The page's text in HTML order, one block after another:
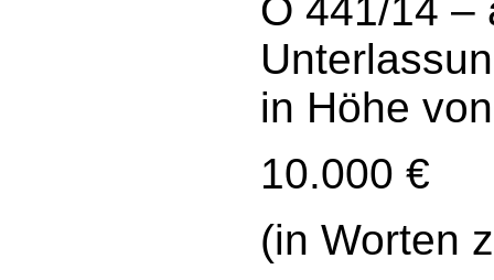
O 441/14 –
in Höhe von
10.000 €
(in Worten